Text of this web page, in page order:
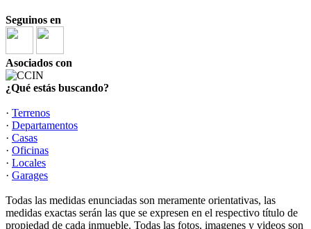
Seguinos en
Asociados con
¿Qué estás buscando?
· Terrenos
· Departamentos
· Casas
· Oficinas
· Locales
· Garages
Todas las medidas enunciadas son meramente orientativas, las
medidas exactas serán las que se expresen en el respectivo título de
propiedad de cada inmueble. Todas las fotos, imagenes y videos son